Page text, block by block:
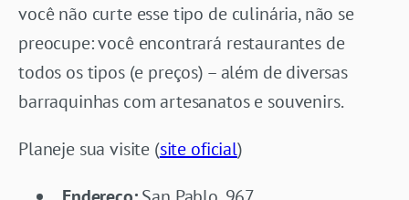
você não curte esse tipo de culinária, não se
preocupe: você encontrará restaurantes de
todos os tipos (e preços) – além de diversas
barraquinhas com artesanatos e souvenirs.
Planeje sua visite (site oficial)